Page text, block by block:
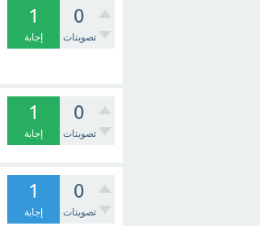
0
تصويتات
1
إجابة
0
تصويتات
1
إجابة
0
تصويتات
1
إجابة